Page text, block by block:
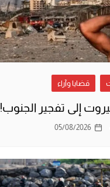
قضايا وآراء
إلى تفجير الجنوب!
05/08/2026